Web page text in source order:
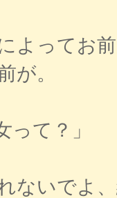
よってお
が。
て？」
ないでよ